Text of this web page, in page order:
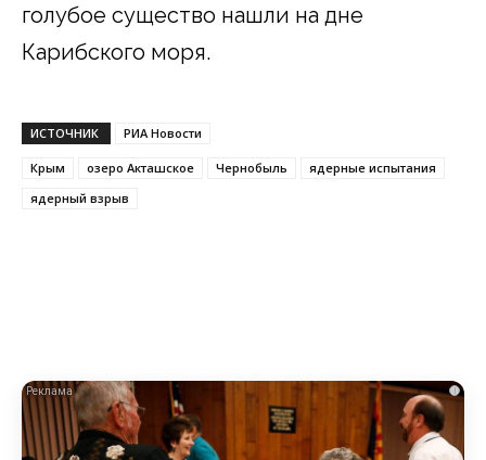
голубое существо нашли на дне
Карибского моря.
ИСТОЧНИК РИА Новости
Крым озеро Акташское Чернобыль
ядерные испытания
ядерный взрыв
i